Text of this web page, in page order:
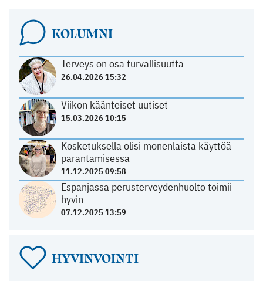
KOLUMNI
Terveys on osa turvallisuutta
26.04.2026 15:32
Viikon käänteiset uutiset
15.03.2026 10:15
Kosketuksella olisi monenlaista käyttöä
parantamisessa
11.12.2025 09:58
Espanjassa perusterveydenhuolto toimii
hyvin
07.12.2025 13:59
HYVINVOINTI